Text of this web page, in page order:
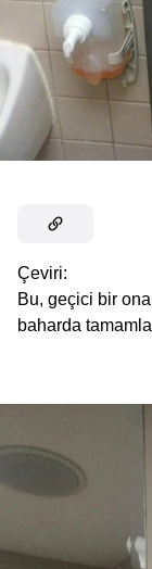
Çeviri:
Bu, geçici bir
baharda